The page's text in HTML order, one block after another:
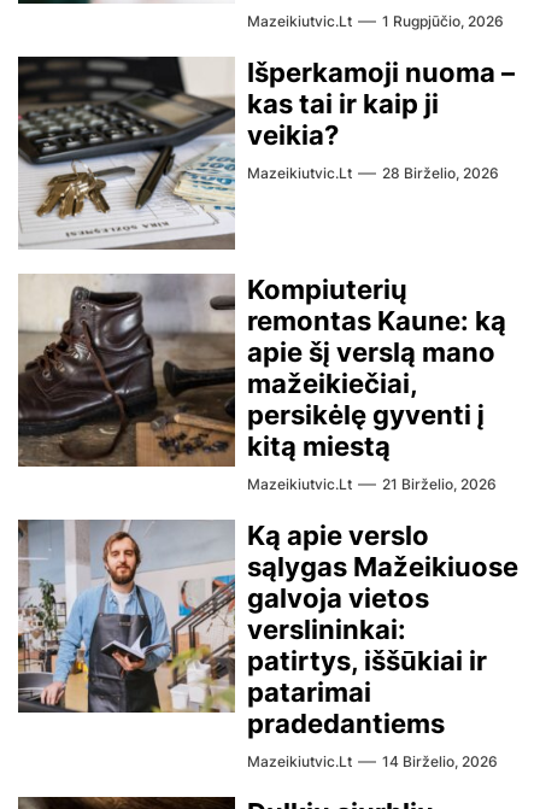
Mazeikiutvic.lt 1 Rugpjūčio, 2026
Išperkamoji nuoma –
kas tai ir kaip ji
veikia?
Mazeikiutvic.lt 28 Birželio, 2026
Kompiuterių
remontas Kaune: ką
apie šį verslą mano
mažeikiečiai,
persikėlę gyventi į
kitą miestą
Mazeikiutvic.lt 21 Birželio, 2026
Ką apie verslo
sąlygas Mažeikiuose
galvoja vietos
verslininkai:
patirtys, iššūkiai ir
patarimai
pradedantiems
Mazeikiutvic.lt 14 Birželio, 2026